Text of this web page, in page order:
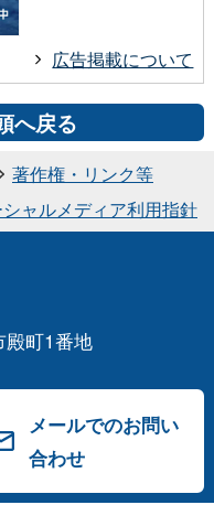
広告掲載について
へ戻る
著作権・リンク等
シャルメディア利用指針
町1番地
メールでのお問い
合わせ